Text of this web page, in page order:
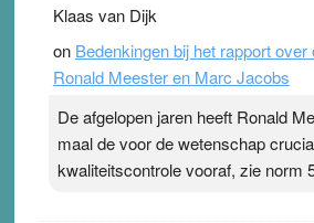
Klaas van Dijk
on Bedenkingen bij het rapport
Ronald Meester en Marc Jacobs
De afgelopen jaren heeft Ronald
maal de voor de wetenschap
kwaliteitscontrole vooraf, zie norm